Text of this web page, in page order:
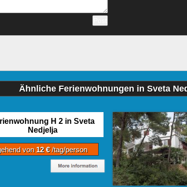
Ähnliche Ferienwohnungen in Sveta
H 2 in Sveta
Nedjelja
von 12 €/tag/person